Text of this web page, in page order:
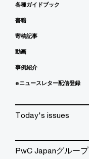
各種ガイドブック
書籍
寄稿記事
動画
事例紹介
eニュースレター配信登録
Today's issues
PwC Japanグループ